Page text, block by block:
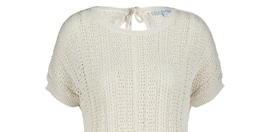
Klean